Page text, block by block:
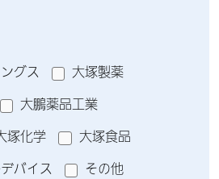
グス
大塚製薬
大鵬薬品工業
塚化学
大塚食品
バイス
その他